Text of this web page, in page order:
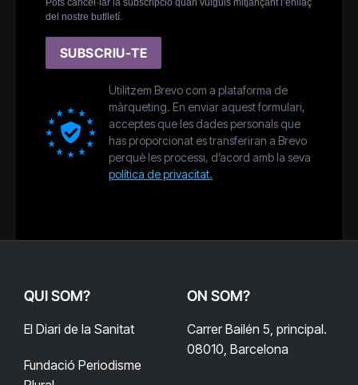
Pots cancel·lar la subscripció quan vulguis mitjançant l’enllaç
del nostre butlletí.
SUBSCRIU-TE
Utilitzem Brevo com a plataforma de
màrqueting. En enviar aquest formulari,
acceptes que les dades personals que
has proporcionat es transferiran a Brevo
perquè les processi, d’acord amb la seva
política de privacitat.
QUI SOM?
El Diari de la Sanitat
Fundació Periodisme
ON SOM?
Carrer Bailén 5, principal.
08010, Barcelona